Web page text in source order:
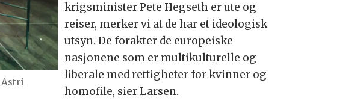
Astri
krigsminister Pete Hegseth er ute og
reiser, merker vi at de har et ideologisk
utsyn. De forakter de europeiske
nasjonene som er multikulturelle og
liberale med rettigheter for kvinner og
homofile, sier Larsen.